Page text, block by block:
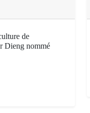
de
Dieng nommé